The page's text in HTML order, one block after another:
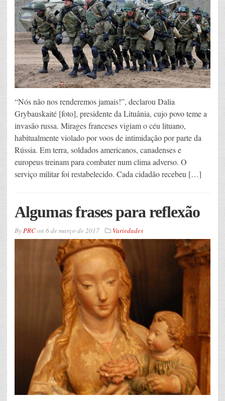
“Nós não nos renderemos jamais!”, declarou Dalia
Grybauskaité [foto], presidente da Lituânia, cujo povo teme a
invasão russa. Mirages franceses vigiam o céu lituano,
habitualmente violado por voos de intimidação por parte da
Rússia. Em terra, soldados americanos, canadenses e
europeus treinam para combater num clima adverso. O
serviço militar foi restabelecido. Cada cidadão recebeu […]
Algumas frases para reflexão
ByPRCon 6 de março de 2017 Variedades